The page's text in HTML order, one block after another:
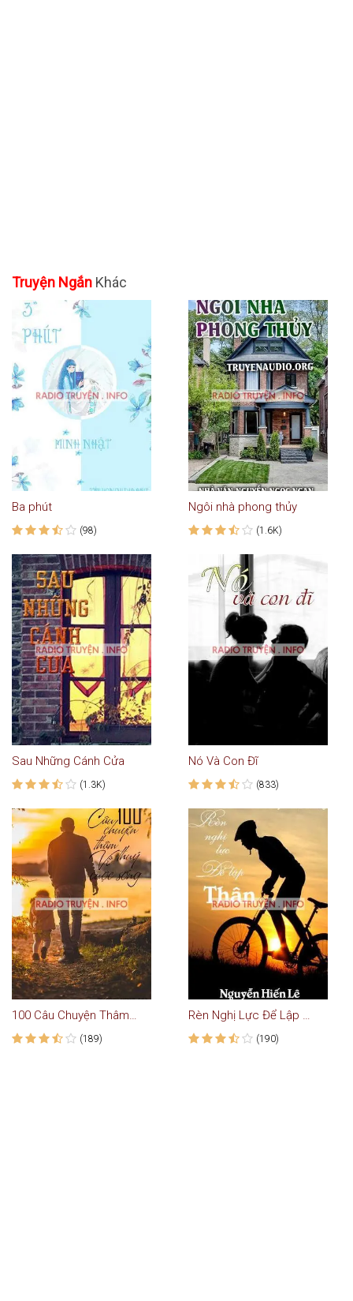
Truyện Ngắn Khác
Ba phút
(98)
Ngôi nhà phong thủy
(1.6K)
Sau Những Cánh Cửa
(1.3K)
Nó Và Con Đĩ
(833)
100 Câu Chuyện Thâm Thuý Về Cuộc Sống
(189)
Rèn Nghị Lực Để Lập Thân - Truyện Audio Hay
(190)